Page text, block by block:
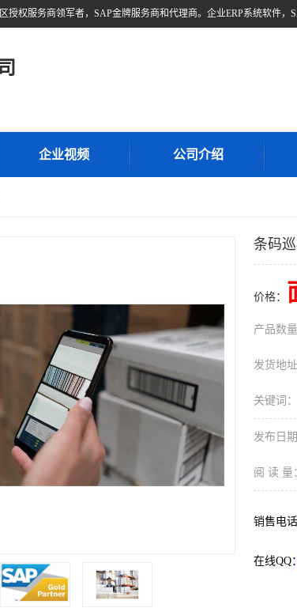
企业视频 公司介绍
条码
价格：
产品数量
发货地址
关键词：
发布日期
阅 读 量
销售电话
在线QQ：